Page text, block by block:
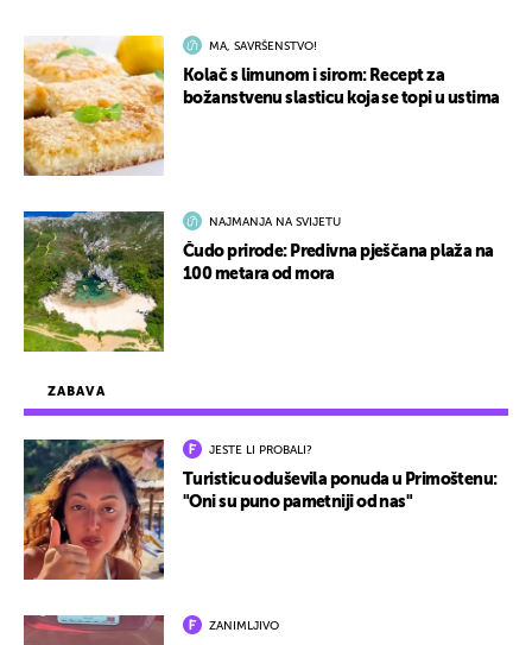
ZABAVA
JESTE LI PROBALI?
Turisticu oduševila ponuda u Primoštenu:
"Oni su puno pametniji od nas"
ZANIMLJIVO
MA, SAVRŠENSTVO!
Kolač s limunom i sirom: Recept za
božanstvenu slasticu koja se topi u ustima
NAJMANJA NA SVIJETU
Čudo prirode: Predivna pješčana plaža na
100 metara od mora